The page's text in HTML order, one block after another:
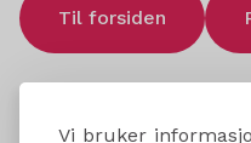
Vi bruker
Til forsiden